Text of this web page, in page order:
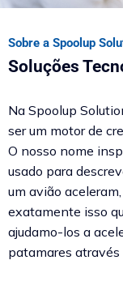
Sobre a Spoolup
Soluções
Na Spoolup
ser um motor de
O nosso nome
usado para
um avião
exatamente isso
ajudamo-los a
patamares através